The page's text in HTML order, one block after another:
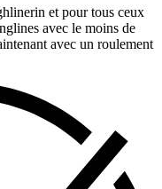
et pour tous ceux
avec le moins de
avec un roulement